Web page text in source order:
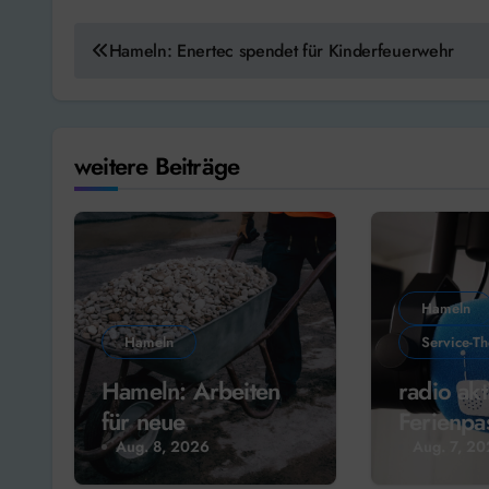
Beitragsnavigation
Hameln: Enertec spendet für Kinderfeuerwehr
weitere Beiträge
Hameln
Hameln: Arbeiten
für neue
Weserterrassen
starten
Aug. 8, 2026
Hameln
Service-
radio